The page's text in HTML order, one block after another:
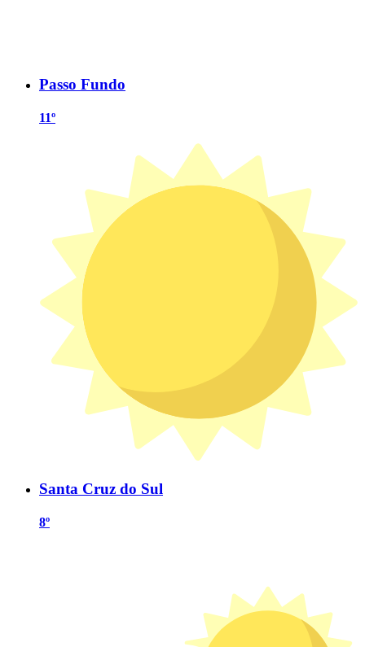
Passo Fundo
11º
Santa Cruz do Sul
8º